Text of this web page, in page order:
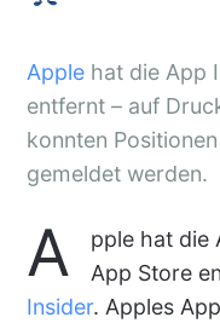
Applehat die App
entfernt – auf
konnten
gemeldet werden.
A
pple hat die
App Store
Insider. Apples